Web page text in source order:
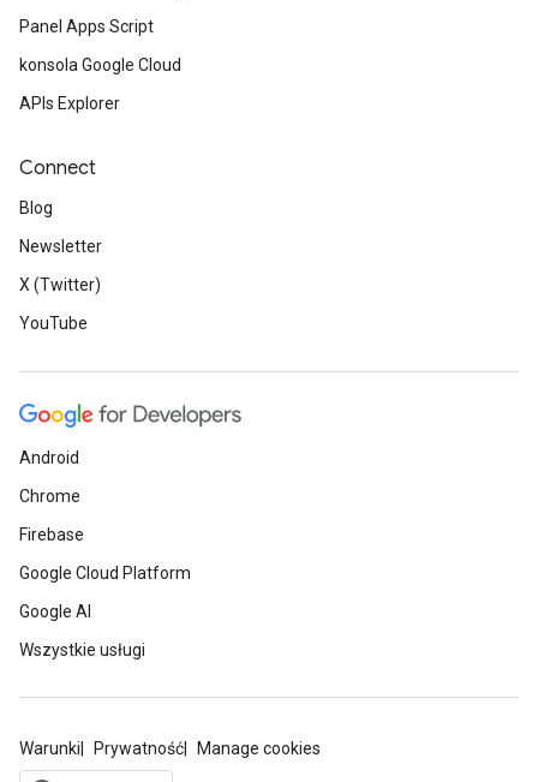
Panel Apps Script
konsola Google Cloud
APIs Explorer
Connect
Blog
Newsletter
X (Twitter)
YouTube
Android
Chrome
Firebase
Google Cloud Platform
Google AI
Wszystkie usługi
Warunki Prywatność Manage cookies